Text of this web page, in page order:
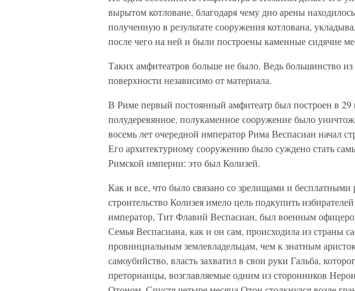
вырытом котловане, благодаря чему дно арены
полученную в результате сооружения котлована,
после чего на ней и были построены каменные сидячие
Таких амфитеатров больше не было. Ведь большинство
поверхности независимо от материала.
В Риме первый постоянный амфитеатр был построен в 29
полудеревянное, полукаменное сооружение было
восемь лет очередной император Рима Веспасиан начал
Его архитектурному сооружению было суждено стать
Римской империи: это был Колизей.
Как и все, что было связано со зрелищами и бесплатными
строительство Колизея имело цель подкупить
император, Тит Флавий Веспасиан, был военным
Семья Веспасиана, как и он сам, происходила из страны
провинциальным землевладельцам, чем к знатным
самоубийство, власть захватил в свои руки Гальба,
преторианцы, возглавляемые одним из сторонников